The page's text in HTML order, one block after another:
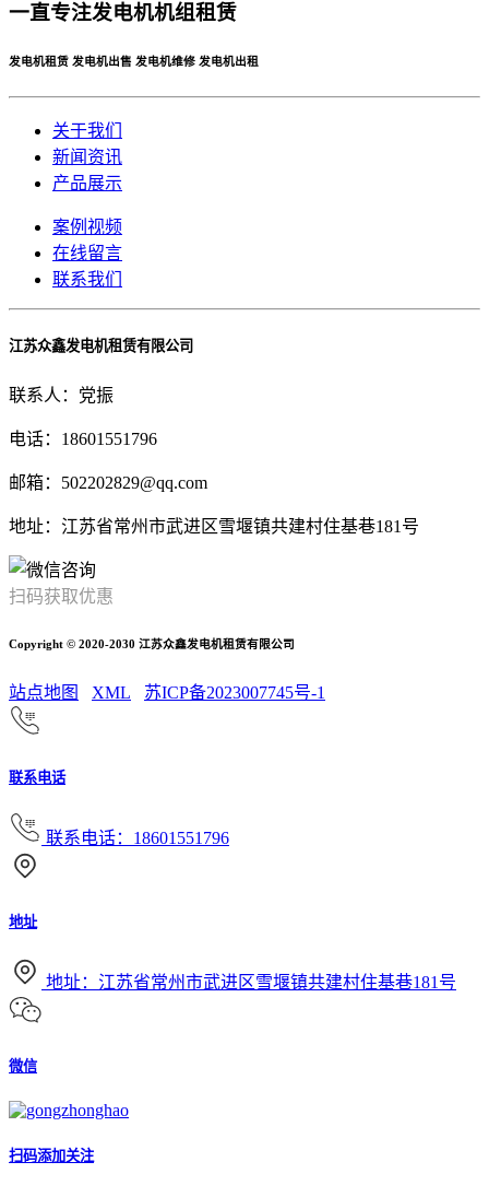
一直专注发电机机组租赁
发电机租赁 发电机出售 发电机维修 发电机出租
关于我们
新闻资讯
产品展示
案例视频
在线留言
联系我们
江苏众鑫发电机租赁有限公司
联系人：党振
电话：18601551796
邮箱：502202829@qq.com
地址：江苏省常州市武进区雪堰镇共建村住基巷181号
扫码获取优惠
Copyright © 2020-2030 江苏众鑫发电机租赁有限公司
站点地图 XML 苏ICP备2023007745号-1
联系电话
联系电话：18601551796
地址
地址：江苏省常州市武进区雪堰镇共建村住基巷181号
微信
扫码添加关注